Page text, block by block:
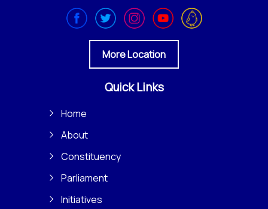
More Location
Quick Links
Home
About
Constituency
Parliament
Initiatives